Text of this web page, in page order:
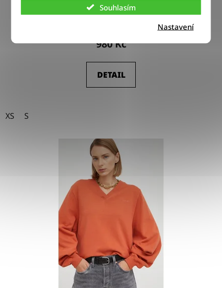
Souhlasím
Nastavení
Tričko Lee HENLEY EVERGREEN
980 Kč
DETAIL
XS S